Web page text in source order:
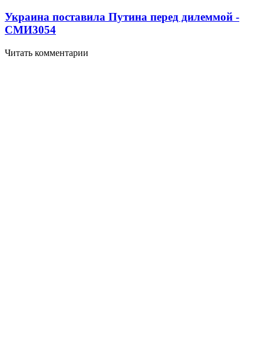
Украина поставила Путина перед дилеммой -
СМИ3054
Читать комментарии